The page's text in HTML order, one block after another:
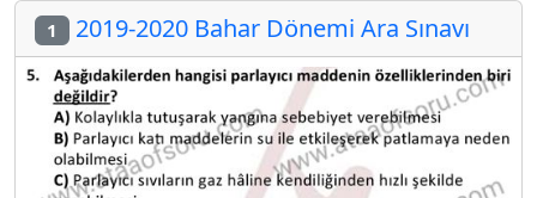
1 2019-2020 Bahar Dönemi Ara Sınavı